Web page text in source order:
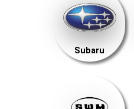
Subaru